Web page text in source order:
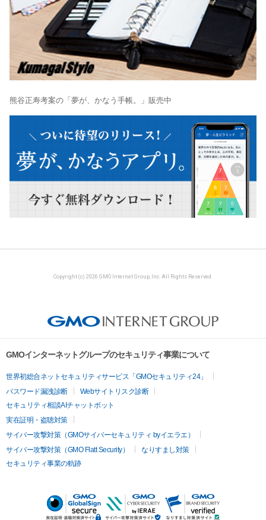
熊谷正寿考案の「夢が、かなう手帳。」販売中
Copyright (c) 2026 GMO Internet Group, Inc. All Rights Reserved.
GMOインターネットグループのセキュリティ事業について
世界初総合ネットセキュリティサービス「GMOセキュリティ24」
パスワード漏洩診断
Webサイトリスク診断
セキュリティ相談AIチャットボット
実在証明・盗聴対策
サイバー攻撃対策（GMOサイバーセキュリティ byイエラエ）
サイバー攻撃対策（GMO Flatt Security）
なりすまし対策
セキュリティ事業の軌跡